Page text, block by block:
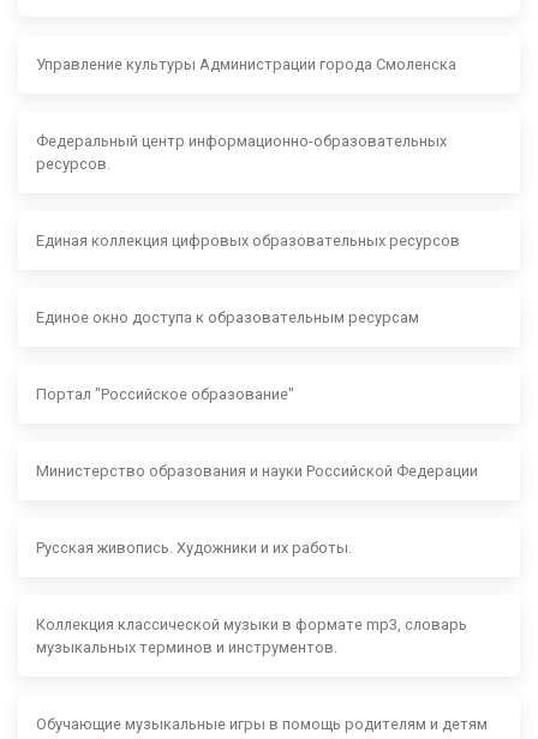
Управление культуры Администрации города Смоленска
Федеральный центр информационно-образовательных
ресурсов.
Единая коллекция цифровых образовательных ресурсов
Единое окно доступа к образовательным ресурсам
Портал "Российское образование"
Министерство образования и науки Российской Федерации
Русская живопись. Художники и их работы.
Коллекция классической музыки в формате mp3, словарь
музыкальных терминов и инструментов.
Обучающие музыкальные игры в помощь родителям и детям